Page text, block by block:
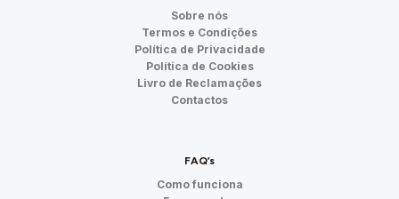
Sobre nós
Termos e Condições
Política de Privacidade
Política de Cookies
Livro de Reclamações
Contactos
FAQ’s
Como funciona